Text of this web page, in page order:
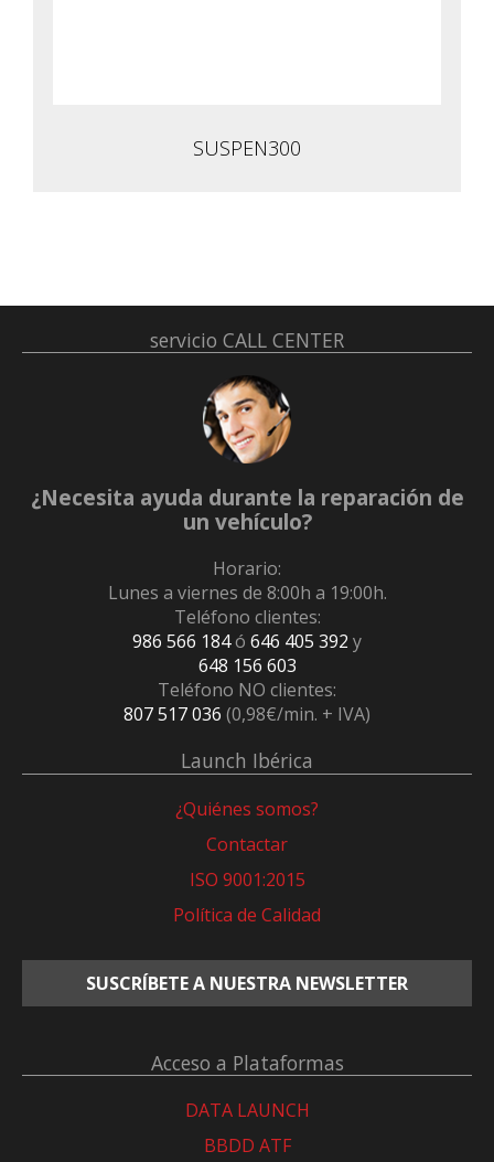
SUSPEN300
servicio CALL CENTER
¿Necesita ayuda durante la reparación de
un vehículo?
Horario:
Lunes a viernes de 8:00h a 19:00h.
Teléfono clientes:
986 566 184ó 646 405 392 y
648 156 603
Teléfono NO clientes:
807 517 036 (0,98€/min. + IVA)
Launch Ibérica
¿Quiénes somos?
Contactar
ISO 9001:2015
Política de Calidad
SUSCRÍBETE A NUESTRA NEWSLETTER
Acceso a Plataformas
DATA LAUNCH
BBDD ATF